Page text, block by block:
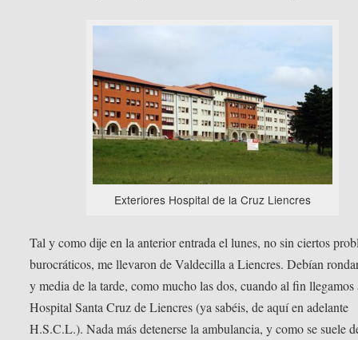
Exteriores Hospital de la Cruz Liencres
Tal y como dije en la anterior entrada el lunes, no sin ciertos
burocráticos, me llevaron de Valdecilla a Liencres. Debían
y media de la tarde, como mucho las dos, cuando al fin llegamos
Hospital Santa Cruz de Liencres (ya sabéis, de aquí en adelante
H.S.C.L.). Nada más detenerse la ambulancia, y como se suele